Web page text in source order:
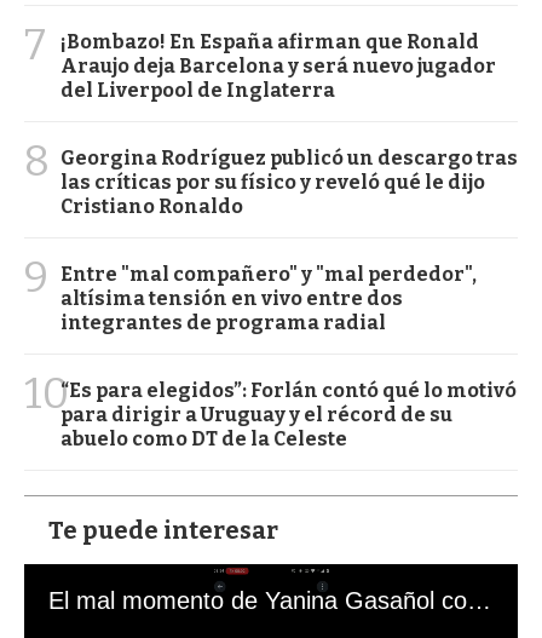
7
¡Bombazo! En España afirman que Ronald
Araujo deja Barcelona y será nuevo jugador
del Liverpool de Inglaterra
8
Georgina Rodríguez publicó un descargo tras
las críticas por su físico y reveló qué le dijo
Cristiano Ronaldo
9
Entre "mal compañero" y "mal perdedor",
altísima tensión en vivo entre dos
integrantes de programa radial
10“Es para elegidos”: Forlán contó qué lo motivó
para dirigir a Uruguay y el récord de su
abuelo como DT de la Celeste
Te puede interesar
El mal momento de Yanina Gasañol con un hincha argentino en "Subrayado"